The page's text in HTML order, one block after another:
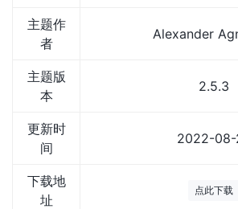
主题作
者
Alexander
主题版
本
2.5.3
更新时
间
2022-08-
下载地
址
点此下载